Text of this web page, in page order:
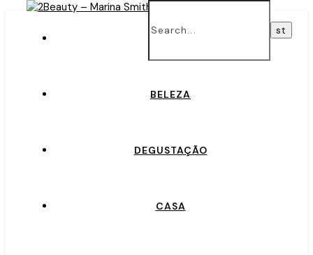
BELEZA
DEGUSTAÇÃO
CASA